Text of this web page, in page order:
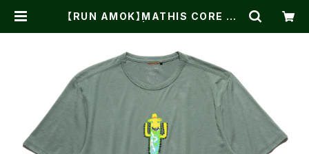
【RUN AMOK】MATHIS CORE SS